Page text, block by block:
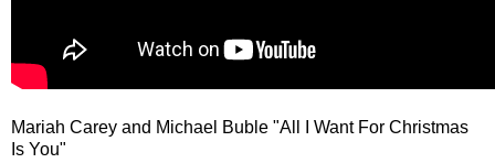
Mariah Carey and Michael Buble "All I Want For Christmas
Is You"